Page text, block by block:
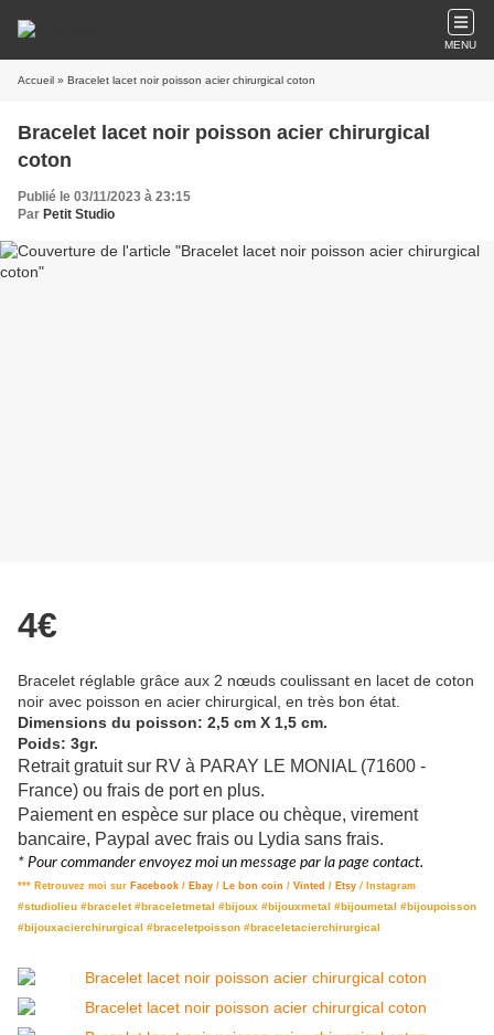
MENU
Accueil » Bracelet lacet noir poisson acier chirurgical coton
Bracelet lacet noir poisson acier chirurgical
coton
Publié le 03/11/2023 à 23:15
Par Petit Studio
4€
Bracelet réglable grâce aux 2 nœuds coulissant en lacet de coton
noir avec poisson en acier chirurgical, en très bon état.
Dimensions du poisson: 2,5 cm X 1,5 cm.
Poids: 3gr.
Retrait gratuit sur RV à PARAY LE MONIAL (71600 -
France) ou frais de port en plus.
Paiement en espèce sur place ou chèque, virement
bancaire, Paypal avec frais ou Lydia sans frais.
* Pour commander envoyez moi un message par la page contact.
*** Retrouvez moi sur Facebook / Ebay / Le bon coin / Vinted / Etsy / Instagram
#studiolieu #bracelet #braceletmetal #bijoux #bijouxmetal #bijoumetal #bijoupoisson
#bijouxacierchirurgical #braceletpoisson #braceletacierchirurgical